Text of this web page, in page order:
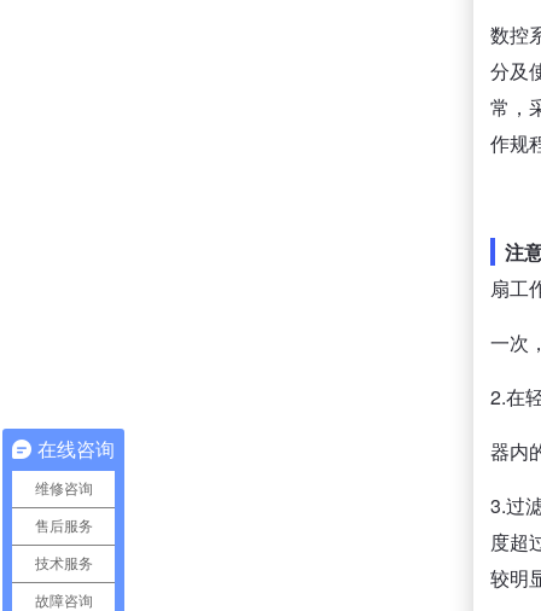
数控
分及
常，
作规
注
扇工
一次
2.在
器内
3.过
度超
较明
在线咨询
维修咨询
售后服务
技术服务
故障咨询